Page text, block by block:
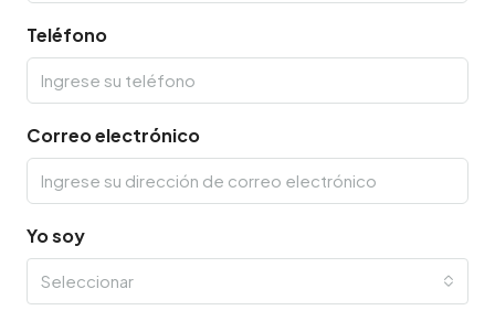
Teléfono
Correo electrónico
Yo soy
Seleccionar